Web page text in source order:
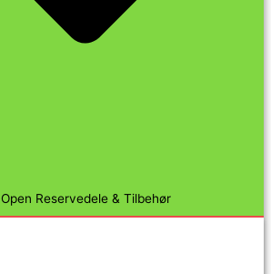
Open Reservedele & Tilbehør